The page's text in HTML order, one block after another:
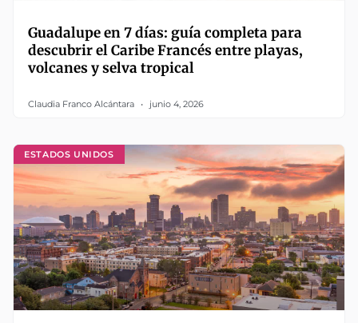
Guadalupe en 7 días: guía completa para
descubrir el Caribe Francés entre playas,
volcanes y selva tropical
Claudia Franco Alcántara junio 4, 2026
ESTADOS UNIDOS